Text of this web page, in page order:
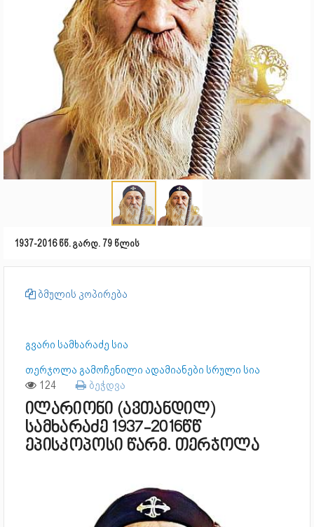
1937-2016 წწ. გარდ. 79 წლის
ბმულის კოპირება
გვარი სამხარაძე სია
თერჯოლა გამოჩენილი ადამიანები სრული სია
124 ბეჭდვა
ილარიონი (ავთანდილ)
სამხარაძე 1937-2016წწ
ეპისკოპოსი წარმ. თერჯოლა